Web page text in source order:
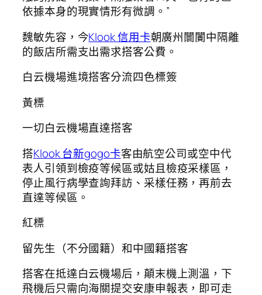
依據本身的現實情形有微調。”
魏敏先容，今Klook 信用卡朝廣州闤闠中隔離
的飯店所需支出需求搭客公費。
白云機場進境搭客分流四色標簽
黃標
一切白云機場直達搭客
搭Klook 台新gogo卡客由航空公司或空中代
表人引領到檢疫等候區或姑且檢疫采樣區，
停止風行病學查詢拜訪、采樣任務，再前去
直達等候區。
紅標
留先生（不分國籍）和中國籍搭客
搭客在抵達白云機場后，顛末機上測溫，下
飛機后只需向海關提交安康申報表，即可走